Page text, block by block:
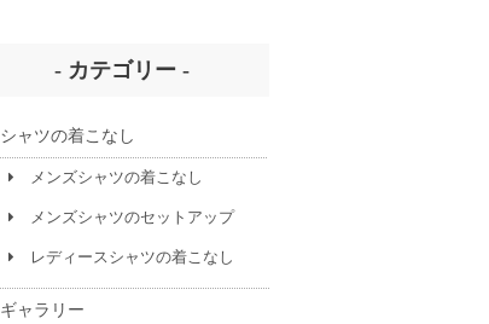
- カテゴリー -
シャツの着こなし
メンズシャツの着こなし
メンズシャツのセットアップ
レディースシャツの着こなし
ギャラリー